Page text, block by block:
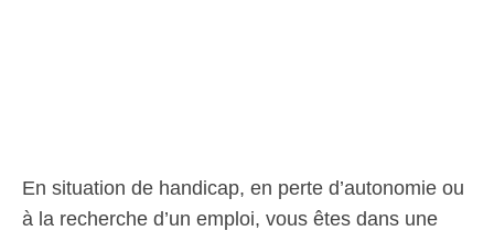
En situation de handicap, en perte d’autonomie ou
à la recherche d’un emploi, vous êtes dans une